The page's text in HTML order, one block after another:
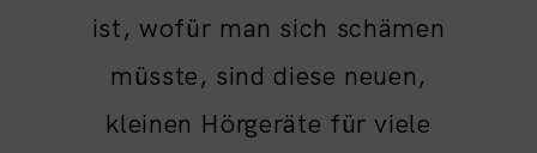
ist, wofür man sich schämen
müsste, sind diese neuen,
kleinen Hörgeräte für viele